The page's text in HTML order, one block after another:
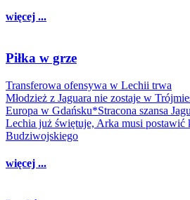
więcej ...
Piłka w grze
Transferowa ofensywa w Lechii trwa
Młodzież z Jaguara nie zostaje w
Europa w Gdańsku*Stracona szansa
Lechia już świętuje, Arka musi postawić
Budziwojskiego
więcej ...